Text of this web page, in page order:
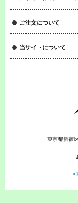
ご注文について
当サイトについて
東京都新宿
»